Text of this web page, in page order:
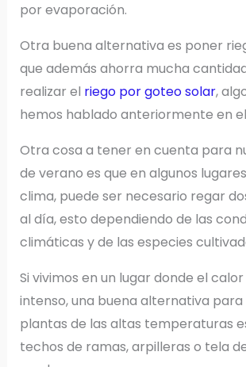
por evaporación.
Otra buena alternativa es poner
que además ahorra mucha
realizar el riego por goteo solar,
hemos hablado anteriormente en
Otra cosa a tener en cuenta para
de verano es que en algunos
clima, puede ser necesario regar
al día, esto dependiendo de las
climáticas y de las especies
Si vivimos en un lugar donde el
intenso, una buena alternativa
plantas de las altas temperaturas
techos de ramas, arpilleras o tela